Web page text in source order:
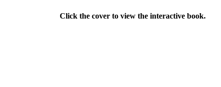
Click the cover to view the interactive book.